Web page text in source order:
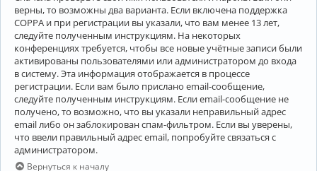
верны, то возможны два варианта. Если включена поддержка
COPPA и при регистрации вы указали, что вам менее 13 лет,
следуйте полученным инструкциям. На некоторых
конференциях требуется, чтобы все новые учётные записи были
активированы пользователями или администратором до входа
в систему. Эта информация отображается в процессе
регистрации. Если вам было прислано email-сообщение,
следуйте полученным инструкциям. Если email-сообщение не
получено, то возможно, что вы указали неправильный адрес
email либо он заблокирован спам-фильтром. Если вы уверены,
что ввели правильный адрес email, попробуйте связаться с
администратором.
Вернуться к началу